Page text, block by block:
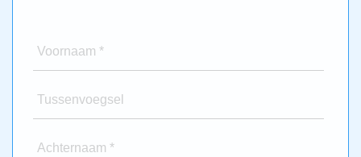
Voornaam *
Tussenvoegsel
Achternaam *